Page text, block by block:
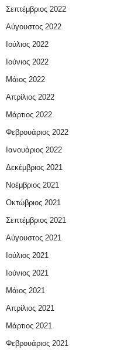
Σεπτέμβριος 2022
Αύγουστος 2022
Ιούλιος 2022
Ιούνιος 2022
Μάιος 2022
Απρίλιος 2022
Μάρτιος 2022
Φεβρουάριος 2022
Ιανουάριος 2022
Δεκέμβριος 2021
Νοέμβριος 2021
Οκτώβριος 2021
Σεπτέμβριος 2021
Αύγουστος 2021
Ιούλιος 2021
Ιούνιος 2021
Μάιος 2021
Απρίλιος 2021
Μάρτιος 2021
Φεβρουάριος 2021